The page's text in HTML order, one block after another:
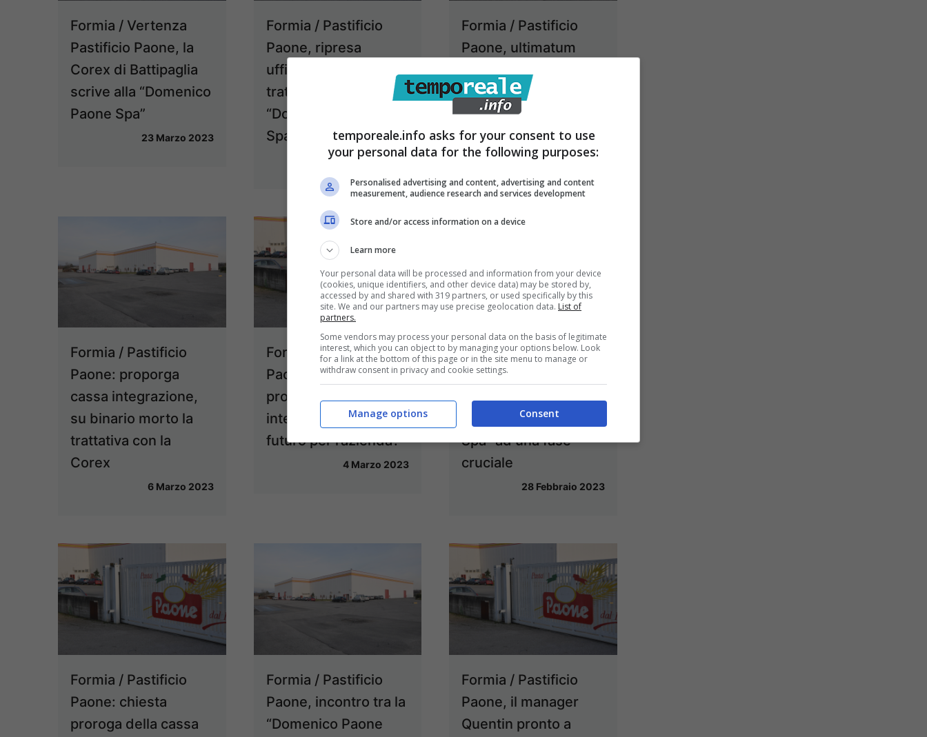
Formia / Vertenza
Pastificio Paone, la
Corex di Battipaglia
scrive alla “Domenico
Paone Spa”
23 Marzo 2023
Formia / Pastificio
Paone, ripresa
ufficialmente la
trattativa tra
“Domenico Paone
Spa” e “Corex”
14 Marzo 2023
Formia / Pastificio
Paone, ultimatum
Domenico Paone Spa
per l’offerta
economica
8 Marzo 2023
Formia / Pastificio
Paone: proporga
cassa integrazione,
su binario morto la
trattativa con la
Corex
6 Marzo 2023
Formia / Pastificio
Paone: chiesta nuova
proroga della cassa
integrazione, quale
futuro per l’azienda?
4 Marzo 2023
Formia / Pastificio
Paone, la trattativa
tra “Corex” e
“Domenico Paone
Spa” ad una fase
cruciale
28 Febbraio 2023
Formia / Pastificio
Paone: chiesta
proroga della cassa
Formia / Pastificio
Paone, incontro tra la
“Domenico Paone
Formia / Pastificio
Paone, il manager
Quentin pronto a
temporeale.info asks for your consent to use
your personal data for the following purposes:
Personalised advertising and content, advertising and content
measurement, audience research and services development
Store and/or access information on a device
Learn more
Your personal data will be processed and information from your device
(cookies, unique identifiers, and other device data) may be stored by,
accessed by and shared with 319 partners, or used specifically by this
site. We and our partners may use precise geolocation data. List of
partners.
Some vendors may process your personal data on the basis of legitimate
interest, which you can object to by managing your options below. Look
for a link at the bottom of this page or in the site menu to manage or
withdraw consent in privacy and cookie settings.
Consent
Manage options